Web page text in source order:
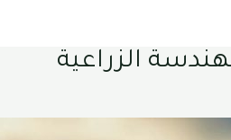
الزراعية